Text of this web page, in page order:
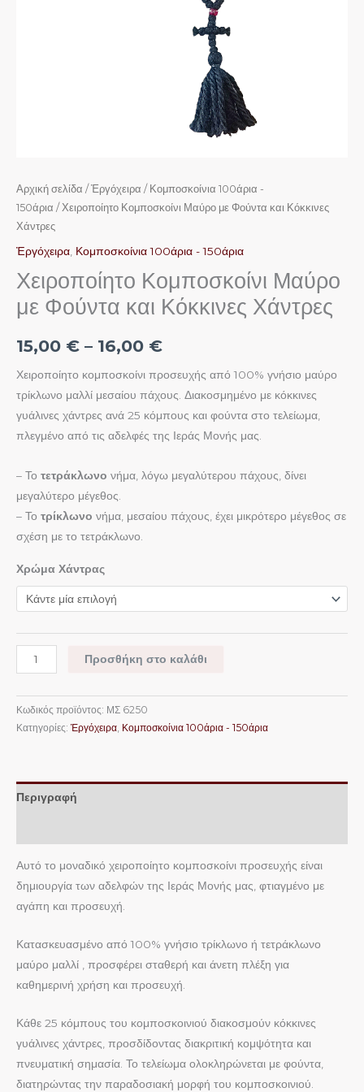
Αρχική σελίδα / Ἐργόχειρα / Κομποσκοίνια 100άρια -
150άρια / Χειροποίητο Κομποσκοίνι Μαύρο με Φούντα και Κόκκινες
Χάντρες
Ἐργόχειρα Κομποσκοίνια 100άρια - 150άρια
Χειροποίητο Κομποσκοίνι Μαύρο
με Φούντα και Κόκκινες Χάντρες
15,00 € – 16,00 €
Χειροποίητο κομποσκοίνι προσευχής από 100% γνήσιο μαύρο
τρίκλωνο μαλλί μεσαίου πάχους. Διακοσμημένο με κόκκινες
γυάλινες χάντρες ανά 25 κόμπους και φούντα στο τελείωμα,
πλεγμένο από τις αδελφές της Ιεράς Μονής μας.
– Το τετράκλωνο νήμα, λόγω μεγαλύτερου πάχους, δίνει
μεγαλύτερο μέγεθος.
– Το τρίκλωνο νήμα, μεσαίου πάχους, έχει μικρότερο μέγεθος σε
σχέση με το τετράκλωνο.
Χρώμα Χάντρας
Προσθήκη στο καλάθι
Κωδικός προϊόντος: ΜΣ 6250
Κατηγορίες: Ἐργόχειρα, Κομποσκοίνια 100άρια - 150άρια
Περιγραφή
Αυτό το μοναδικό χειροποίητο κομποσκοίνι προσευχής είναι
δημιουργία των αδελφών της Ιεράς Μονής μας, φτιαγμένο με
αγάπη και προσευχή.
Κατασκευασμένο από 100% γνήσιο τρίκλωνο ή τετράκλωνο
μαύρο μαλλί , προσφέρει σταθερή και άνετη πλέξη για
καθημερινή χρήση και προσευχή.
Κάθε 25 κόμπους του κομποσκοινιού διακοσμούν κόκκινες
γυάλινες χάντρες, προσδίδοντας διακριτική κομψότητα και
πνευματική σημασία. Το τελείωμα ολοκληρώνεται με φούντα,
διατηρώντας την παραδοσιακή μορφή του κομποσκοινιού.